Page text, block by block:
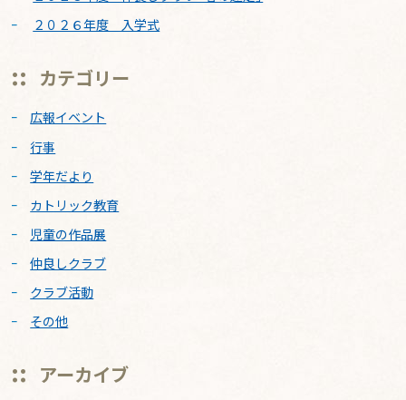
２０２６年度 入学式
カテゴリー
広報イベント
行事
学年だより
カトリック教育
児童の作品展
仲良しクラブ
クラブ活動
その他
アーカイブ